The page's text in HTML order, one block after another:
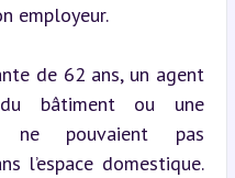
employeur.
de 62 ans, un agent
du bâtiment ou une
ne pouvaient pas
l’espace domestique.